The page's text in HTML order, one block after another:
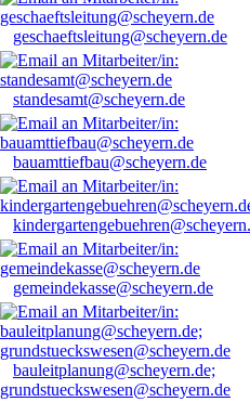
geschaeftsleitung@scheyern.de
standesamt@scheyern.de
bauamttiefbau@scheyern.de
gemeindekasse@scheyern.de
bauleitplanung@scheyern.de;
grundstueckswesen@scheyern.de